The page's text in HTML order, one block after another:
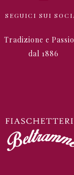
SEGUICI SUI
Tradizione e
dal 1886